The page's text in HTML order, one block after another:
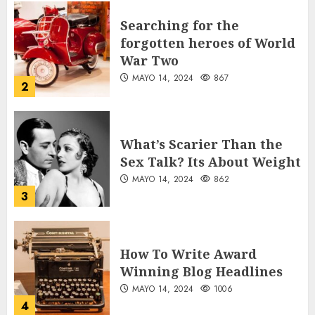
2
Searching for the
forgotten heroes of World
War Two
MAYO 14, 2024 867
3
What’s Scarier Than the
Sex Talk? Its About Weight
MAYO 14, 2024 862
4
How To Write Award
Winning Blog Headlines
MAYO 14, 2024 1006